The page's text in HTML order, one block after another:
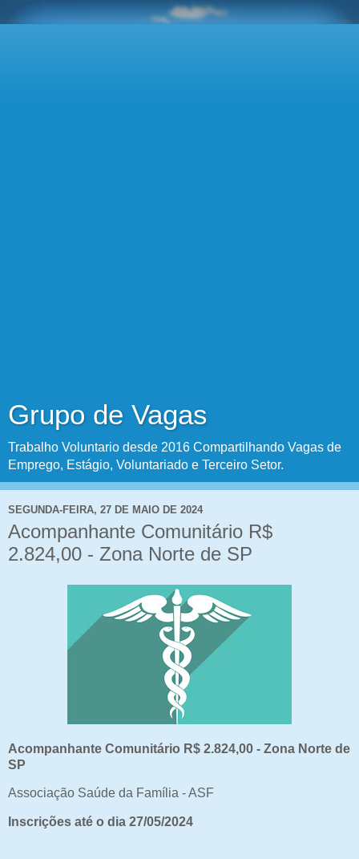
Grupo de Vagas
Trabalho Voluntario desde 2016 Compartilhando Vagas de
Emprego, Estágio, Voluntariado e Terceiro Setor.
SEGUNDA-FEIRA, 27 DE MAIO DE 2024
Acompanhante Comunitário R$
2.824,00 - Zona Norte de SP
Acompanhante Comunitário R$ 2.824,00 - Zona Norte de
SP
Associação Saúde da Família - ASF
Inscrições até o dia 27/05/2024